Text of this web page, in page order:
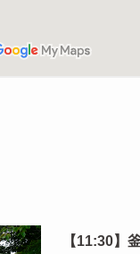
【11:30】